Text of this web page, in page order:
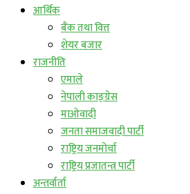
आर्थिक
बैंक तथा वित्त
शेयर बजार
राजनीति
एमाले
नेपाली काङ्ग्रेस
माओवादी
जनता समाजवादी पार्टी
राष्ट्रिय जनमोर्चा
राष्ट्रिय प्रजातन्त्र पार्टी
अन्तर्वार्ता